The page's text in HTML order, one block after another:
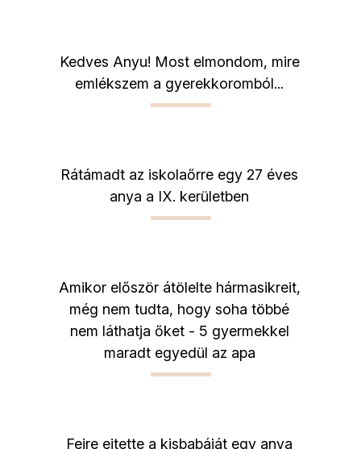
Kedves Anyu! Most elmondom, mire
emlékszem a gyerekkoromból...
Rátámadt az iskolaőrre egy 27 éves
anya a IX. kerületben
Amikor először átölelte hármasikreit,
még nem tudta, hogy soha többé
nem láthatja őket - 5 gyermekkel
maradt egyedül az apa
Fejre ejtette a kisbabáját egy anya